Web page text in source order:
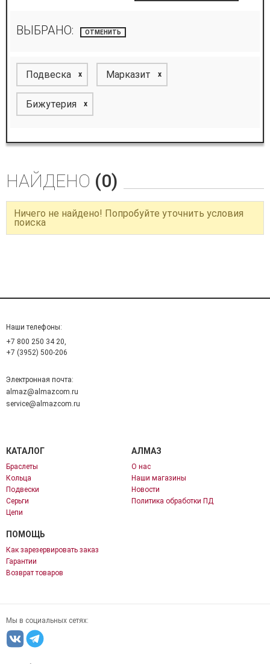
ВЫБРАНО: ОТМЕНИТЬ
Подвеска x Марказит x
Бижутерия x
НАЙДЕНО (0)
Ничего не найдено! Попробуйте уточнить условия
поиска
Наши телефоны:
+7 800 250 34 20,
+7 (3952) 500-206
Электронная почта:
almaz@almazcom.ru
service@almazcom.ru
КАТАЛОГ
Браслеты
Кольца
Подвески
Серьги
Цепи
АЛМАЗ
О нас
Наши магазины
Новости
Политика обработки ПД
ПОМОЩЬ
Как зарезервировать заказ
Гарантии
Возврат товаров
Мы в социальных сетях: